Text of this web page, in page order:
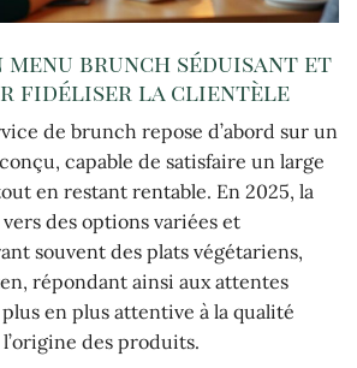
menu brunch séduisant et
fidéliser la clientèle
de brunch repose d’abord sur un
capable de satisfaire un large
en restant rentable. En 2025, la
des options variées et
souvent des plats végétariens,
répondant ainsi aux attentes
en plus attentive à la qualité
des produits.